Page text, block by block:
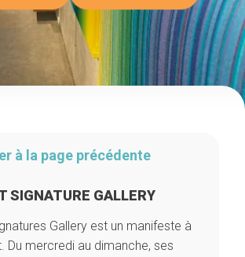
à la page précédente
SIGNATURE GALLERY
Gallery est un manifeste à
Du mercredi au dimanche, ses